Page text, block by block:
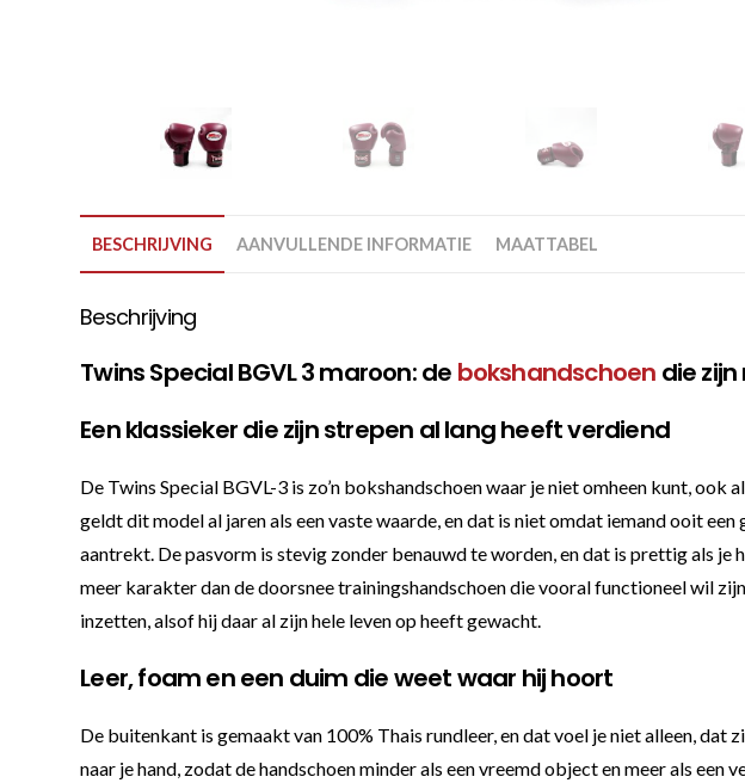
BESCHRIJVING AANVULLENDE INFORMATIE MAATTABEL
Beschrijving
Twins Special BGVL 3 maroon: de bokshandschoen die
Een klassieker die zijn strepen al lang heeft verdiend
De Twins Special BGVL-3 is zo’n bokshandschoen waar je niet omheen kunt,
geldt dit model al jaren als een vaste waarde, en dat is niet omdat iemand ooit
aantrekt. De pasvorm is stevig zonder benauwd te worden, en dat is prettig als
meer karakter dan de doorsnee trainingshandschoen die vooral functioneel wil
inzetten, alsof hij daar al zijn hele leven op heeft gewacht.
Leer, foam en een duim die weet waar hij hoort
De buitenkant is gemaakt van 100% Thais rundleer, en dat voel je niet alleen,
naar je hand, zodat de handschoen minder als een vreemd object en meer als